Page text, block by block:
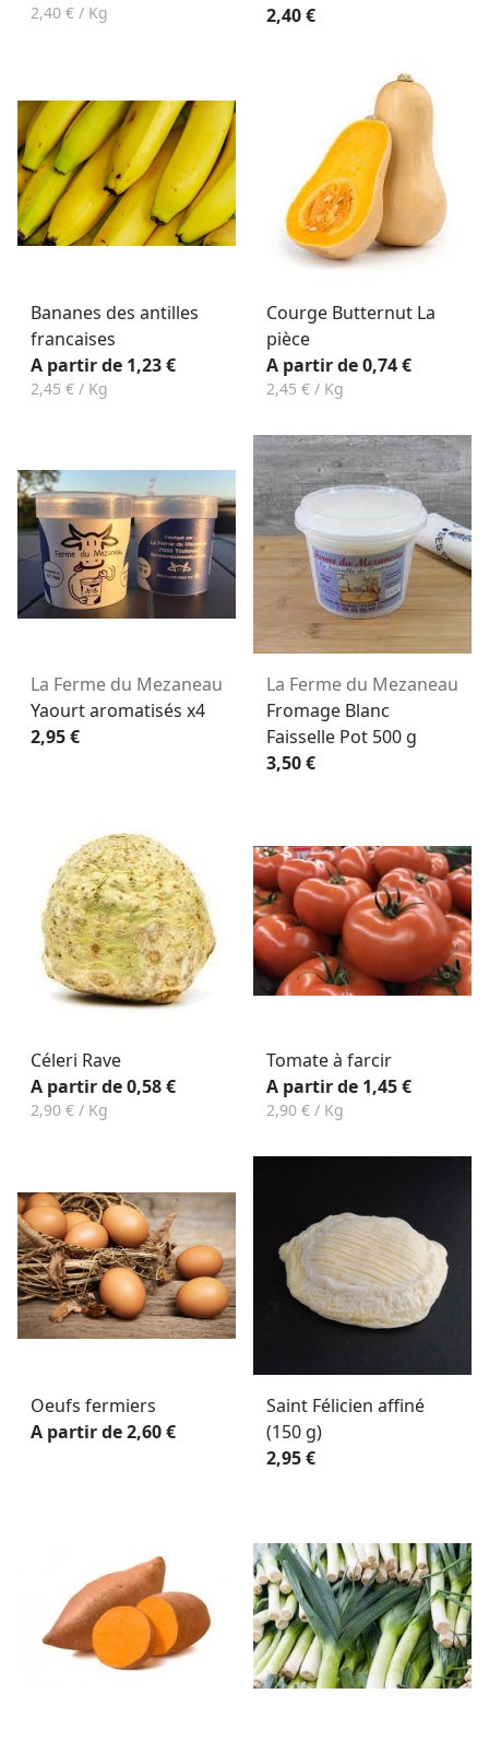
2,40 € / Kg
2,40 €
Bananes des antilles
francaises
A partir de 1,23 €
2,45 € / Kg
Courge Butternut La
pièce
A partir de 0,74 €
2,45 € / Kg
La Ferme du Mezaneau
Yaourt aromatisés x4
2,95 €
La Ferme du Mezaneau
Fromage Blanc
Faisselle Pot 500 g
3,50 €
Céleri Rave
A partir de 0,58 €
2,90 € / Kg
Tomate à farcir
A partir de 1,45 €
2,90 € / Kg
Oeufs fermiers
A partir de 2,60 €
Saint Félicien affiné
(150 g)
2,95 €